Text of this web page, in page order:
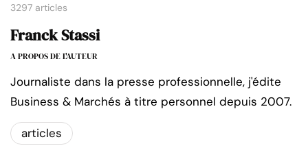
3297 articles
Franck Stassi
A PROPOS DE L'AUTEUR
Journaliste dans la presse professionnelle, j'édite
Business & Marchés à titre personnel depuis 2007.
articles